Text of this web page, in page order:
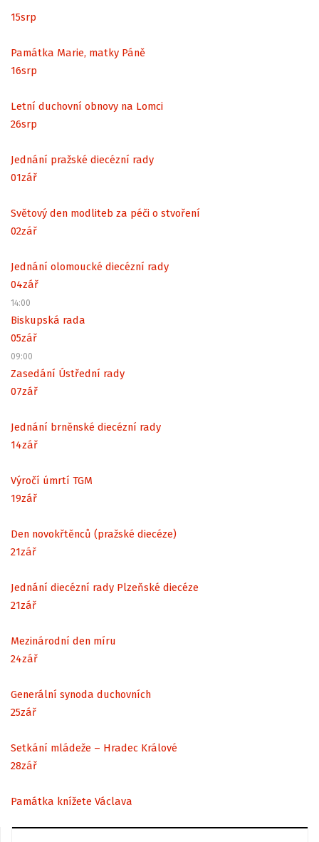
15srp
Památka Marie, matky Páně
16srp
Letní duchovní obnovy na Lomci
26srp
Jednání pražské diecézní rady
01zář
Světový den modliteb za péči o stvoření
02zář
Jednání olomoucké diecézní rady
04zář
14:00
Biskupská rada
05zář
09:00
Zasedání Ústřední rady
07zář
Jednání brněnské diecézní rady
14zář
Výročí úmrtí TGM
19zář
Den novokřtěnců (pražské diecéze)
21zář
Jednání diecézní rady Plzeňské diecéze
21zář
Mezinárodní den míru
24zář
Generální synoda duchovních
25zář
Setkání mládeže – Hradec Králové
28zář
Památka knížete Václava